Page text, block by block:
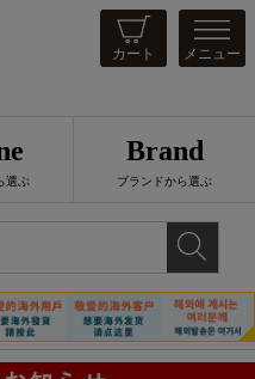
カート メニュー
選ぶ
Brand
ブランドから選ぶ